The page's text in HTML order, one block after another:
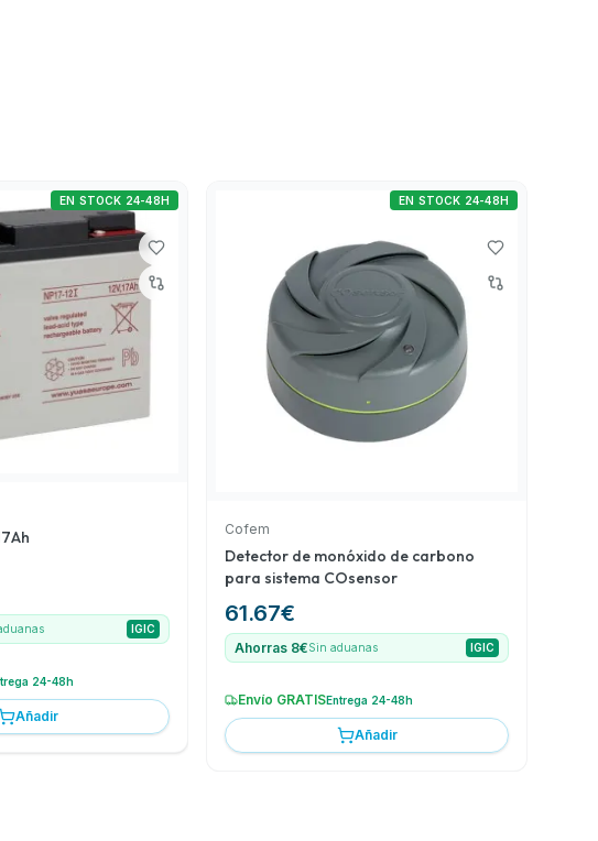
EN STOCK 24-48H
IGIC
24-48h
Añadir
Cofem
Detector de monóxido de carbono
para sistema COsensor
61.67€
EN STOCK 24-48H
Ahorras 8€Sin aduanas IGIC
Envío GRATISEntrega 24-48h
Añadir